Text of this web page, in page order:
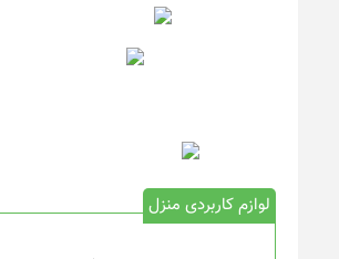
لوازم کاربردی منزل